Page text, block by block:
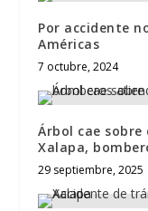
Por accidente
Américas
7 octubre, 2024
Árbol cae sobre
Xalapa,
29 septiembre, 2025